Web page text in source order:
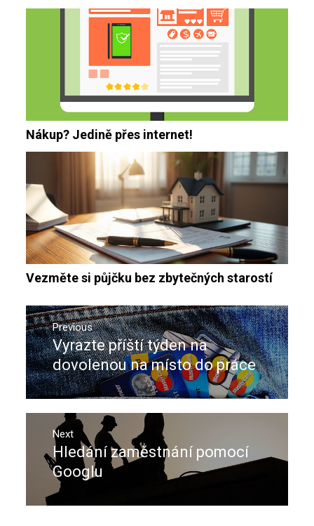
Nákup? Jedině přes internet!
Vezměte si půjčku bez zbytečných starostí
Navigace
pro
příspěvek
Previous
Previous
post:
Vyrazte příští týden na
dovolenou na místo do práce
Next
Next
post:
Hledání zaměstnání pomocí
Googlu